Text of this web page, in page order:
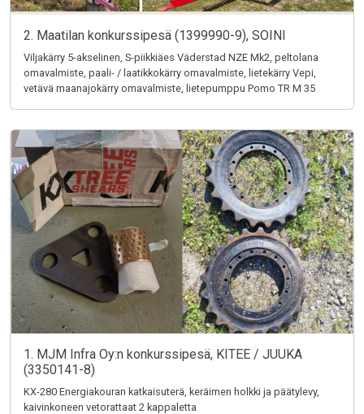
2. Maatilan konkurssipesä (1399990-9), SOINI
Viljakärry 5-akselinen, S-piikkiäes Väderstad NZE Mk2, peltolana
omavalmiste, paali- / laatikkokärry omavalmiste, lietekärry Vepi,
vetävä maanajokärry omavalmiste, lietepumppu Pomo TR M 35
1. MJM Infra Oy:n konkurssipesä, KITEE / JUUKA
(3350141-8)
KX-280 Energiakouran katkaisuterä, keräimen holkki ja päätylevy,
kaivinkoneen vetorattaat 2 kappaletta